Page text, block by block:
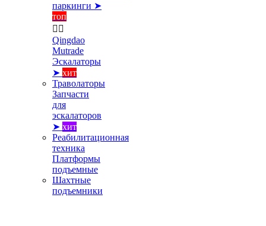
паркинги ➤
топ
 
Qingdao
Mutrade
Эскалаторы
➤ хит
Траволаторы
Запчасти
для
эскалаторов
➤ хит
Реабилитационная
техника
Платформы
подъемные
Шахтные
подъемники